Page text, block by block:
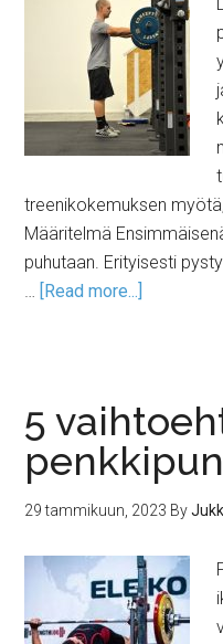
treenikokemuksen
Määritelmä
puhutaan. Erityisesti
… [Read more...]
5
29 tammikuun, 2023 By